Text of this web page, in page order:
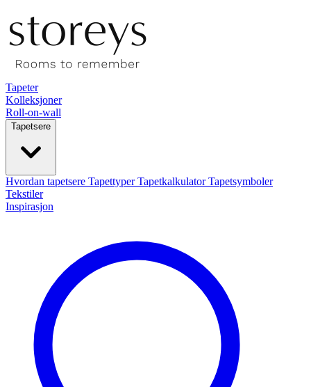
Tapeter
Kolleksjoner
Roll-on-wall
Tapetsere
Hvordan tapetsere TapettyperTapetkalkulatorTapetsymboler
Tekstiler
Inspirasjon